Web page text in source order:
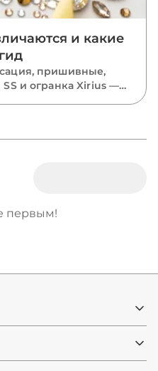
и какие
пришивные,
и огранка Xirius —
первым!